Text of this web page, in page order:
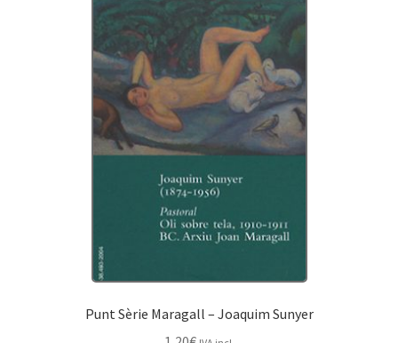
Punt Sèrie Maragall – Joaquim Sunyer